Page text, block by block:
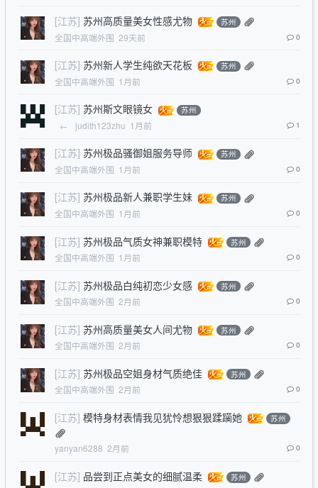
[江苏] 苏州高质量美女性感尤物 苏州
全国中高端外围 29天前 0
[江苏] 苏州新人学生纯欲天花板 苏州
全国中高端外围 1月前 0
[江苏] 苏州斯文眼镜女 苏州
← judith123zhu 1月前 1
[江苏] 苏州极品骚御姐服务导师 苏州
全国中高端外围 1月前 0
[江苏] 苏州极品新人兼职学生妹 苏州
全国中高端外围 1月前 0
[江苏] 苏州极品气质女神兼职模特 苏州
全国中高端外围 1月前 0
[江苏] 苏州极品白纯初恋少女感 苏州
全国中高端外围 2月前 0
[江苏] 苏州高质量美女人间尤物 苏州
全国中高端外围 2月前 0
[江苏] 苏州极品空姐身材气质绝佳 苏州
全国中高端外围 2月前 0
[江苏] 模特身材表情我见犹怜想狠狠蹂躏她 苏州
yanyan6288 2月前 0
[江苏] 品尝到正点美女的细腻温柔 苏州